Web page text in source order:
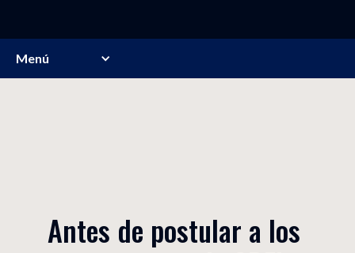
Menú
Antes de postular a los